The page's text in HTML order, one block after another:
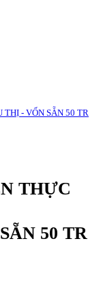
THỊ - VỐN SẴN 50 TR
THỰC
50 TR